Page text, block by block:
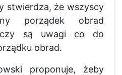
stwierdza, że wszyscy
porządek obrad
są uwagi co do
obrad.
proponuje, żeby